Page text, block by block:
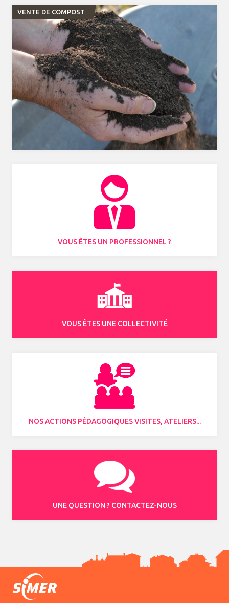
VENTE DE COMPOST
VOUS ÊTES UN PROFESSIONNEL ?
VOUS ÊTES UNE COLLECTIVITÉ
NOS ACTIONS PÉDAGOGIQUES VISITES, ATELIERS...
UNE QUESTION ? CONTACTEZ-NOUS